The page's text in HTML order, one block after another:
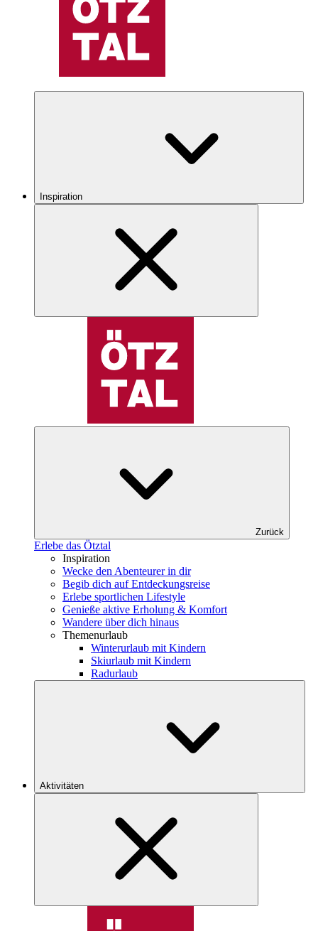
Inspiration
Zurück
Erlebe das Ötztal
Inspiration
Wecke den Abenteurer in dir
Begib dich auf Entdeckungsreise
Erlebe sportlichen Lifestyle
Genieße aktive Erholung & Komfort
Wandere über dich hinaus
Themenurlaub
Winterurlaub mit Kindern
Skiurlaub mit Kindern
Radurlaub
Aktivitäten